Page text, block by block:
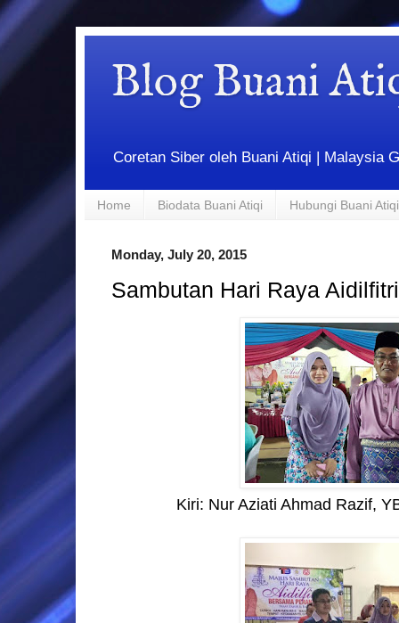
Blog Buani
Coretan Siber oleh Buani Atiqi | Malaysia
Home Biodata Buani Atiqi Hubungi Buani Atiqi
Monday, July 20, 2015
Sambutan Hari Raya
Kiri: Nur Aziati Ahmad Razif,